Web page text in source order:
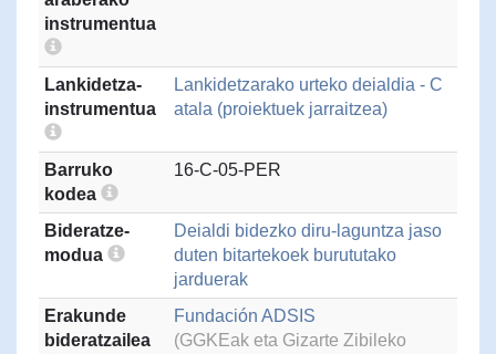
instrumentua
Lankidetza-
instrumentua
Lankidetzarako urteko deialdia - C
atala (proiektuek jarraitzea)
Barruko
kodea
16-C-05-PER
Bideratze-
modua
Deialdi bidezko diru-laguntza jaso
duten bitartekoek burututako
jarduerak
Erakunde
bideratzailea
Fundación ADSIS
(GGKEak eta Gizarte Zibileko